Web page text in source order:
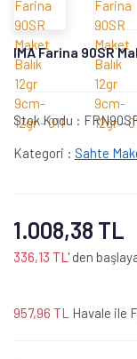
IMA Farina 90SR
Stok Kodu :
Kategori : Sahte
1.008,38 TL
336,13 TL ' den
957,96 TL Havale ile